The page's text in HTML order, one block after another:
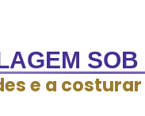
e a